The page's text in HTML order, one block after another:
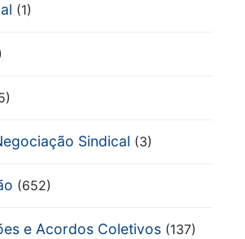
(1)
Sindical (3)
(652)
e Acordos Coletivos (137)